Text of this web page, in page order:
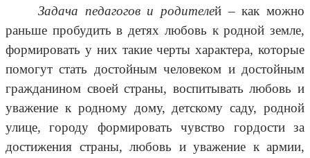
Задача педагогов и родителей – как можно
раньше пробудить в детях любовь к родной земле,
формировать у них такие черты характера, которые
помогут стать достойным человеком и достойным
гражданином своей страны, воспитывать любовь и
уважение к родному дому, детскому саду, родной
улице, городу формировать чувство гордости за
достижения страны, любовь и уважение к армии,